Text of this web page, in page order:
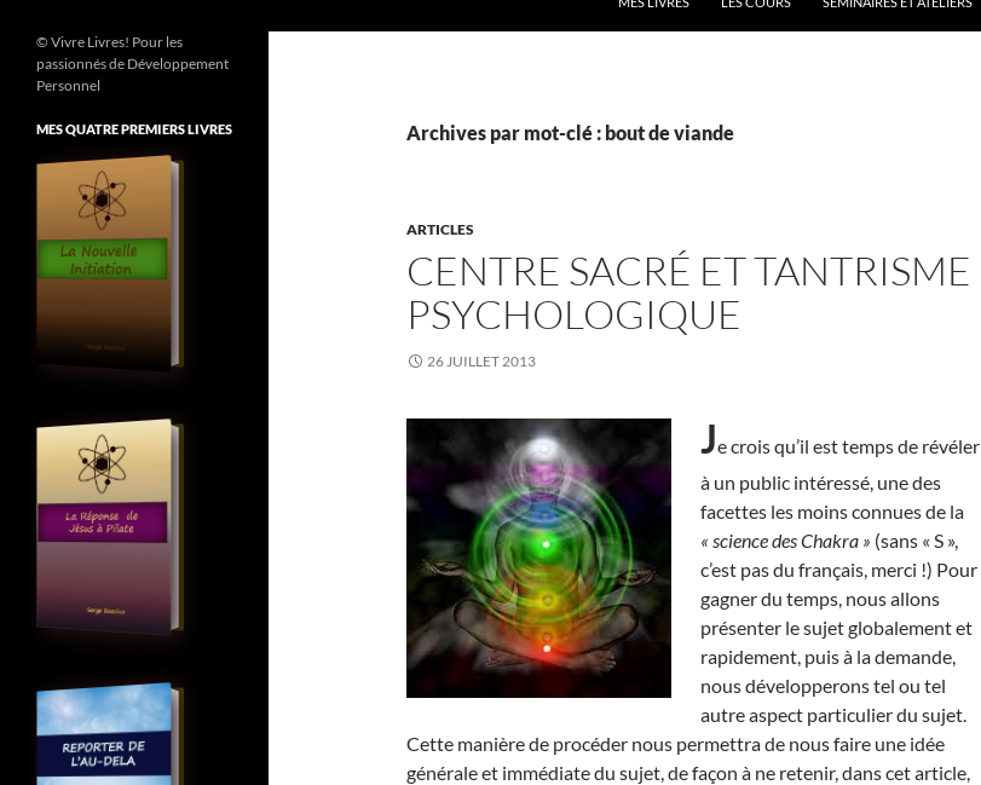
Archives par mot-clé : bout de viande
ARTICLES
CENTRE SACRÉ ET TANTRISME
PSYCHOLOGIQUE
26 JUILLET 2013
Je crois qu’il est temps de révéler
à un public intéressé, une des
facettes les moins connues de la
« science des Chakra » (sans « S »,
c’est pas du français, merci !) Pour
gagner du temps, nous allons
présenter le sujet globalement et
rapidement, puis à la demande,
nous développerons tel ou tel
autre aspect particulier du sujet.
Cette manière de procéder nous permettra de nous faire une idée
générale et immédiate du sujet, de façon à ne retenir, dans cet article,
© Vivre Livres! Pour les
passionnés de Développement
Personnel
MES QUATRE PREMIERS LIVRES